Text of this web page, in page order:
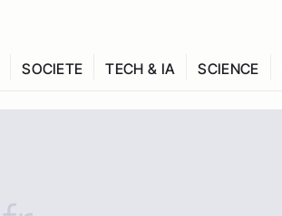
SOCIETE TECH & IA SCIENCE